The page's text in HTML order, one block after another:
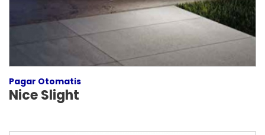
Pagar Otomatis
Nice Slight